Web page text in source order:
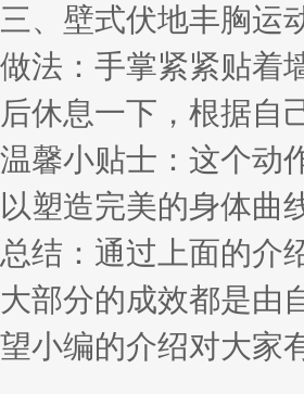
三、壁式伏地丰胸运
做法：手掌紧紧贴着
后休息一下，根据自
温馨小贴士：这个动
以塑造完美的身体曲
总结：通过上面的介
大部分的成效都是由
望小编的介绍对大家